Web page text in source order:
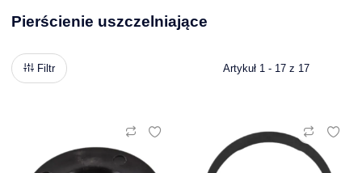
Pierścienie uszczelniające
Filtr Artykuł 1 - 17 z 17